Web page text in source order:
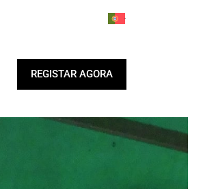
REGISTAR AGORA